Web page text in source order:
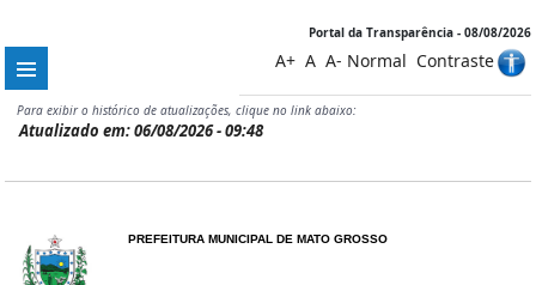
Portal da Transparência - 08/08/2026
A+ A A- Normal Contraste
Para exibir o histórico de atualizações, clique no link abaixo:
Atualizado em: 06/08/2026 - 09:48
PREFEITURA MUNICIPAL DE MATO GROSSO